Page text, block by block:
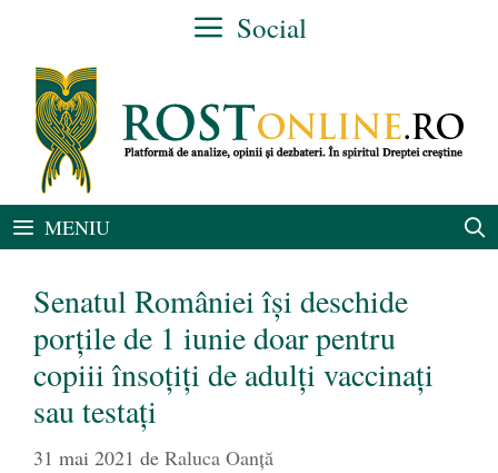
conținut
Social
MENIU
Senatul României își deschide
porțile de 1 iunie doar pentru
copiii însoțiți de adulți vaccinați
sau testați
31 mai 2021 de Raluca Oanță